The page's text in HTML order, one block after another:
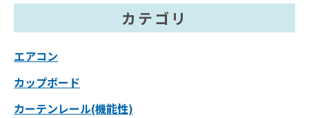
カテゴリ
エアコン
カップボード
カーテンレール(機能性)